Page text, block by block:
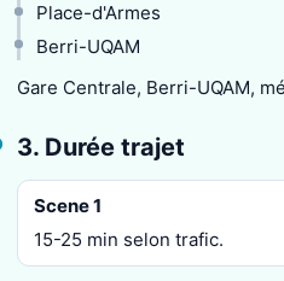
Place-d'Armes
Berri-UQAM
Gare Centrale, Berri-UQAM,
3. Durée trajet
Scene 1
15-25 min selon trafic.